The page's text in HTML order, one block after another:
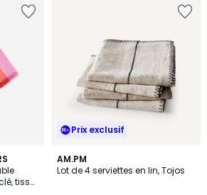
tissé
Prix exclusif
AM.PM
Lot de 4 serviettes en lin, Tojos
3
/
2
Couleurs